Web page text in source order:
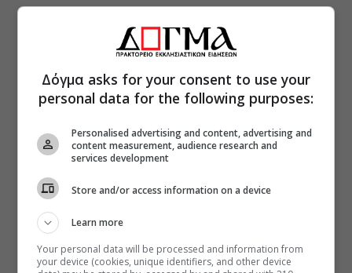
Δόγμα asks for your consent to use your
personal data for the following purposes:
Personalised advertising and content, advertising and
content measurement, audience research and
services development
Store and/or access information on a device
Learn more
Your personal data will be processed and information from
your device (cookies, unique identifiers, and other device